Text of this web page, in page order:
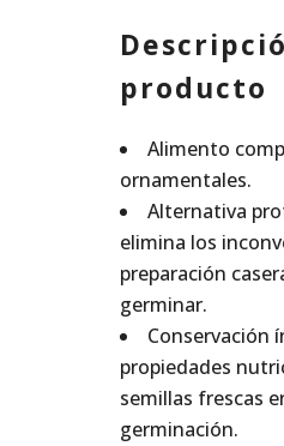
producto
Alimento
ornamentales.
Alternativa
elimina los
preparación
germinar.
Conservación
propiedades
semillas frescas
germinación.